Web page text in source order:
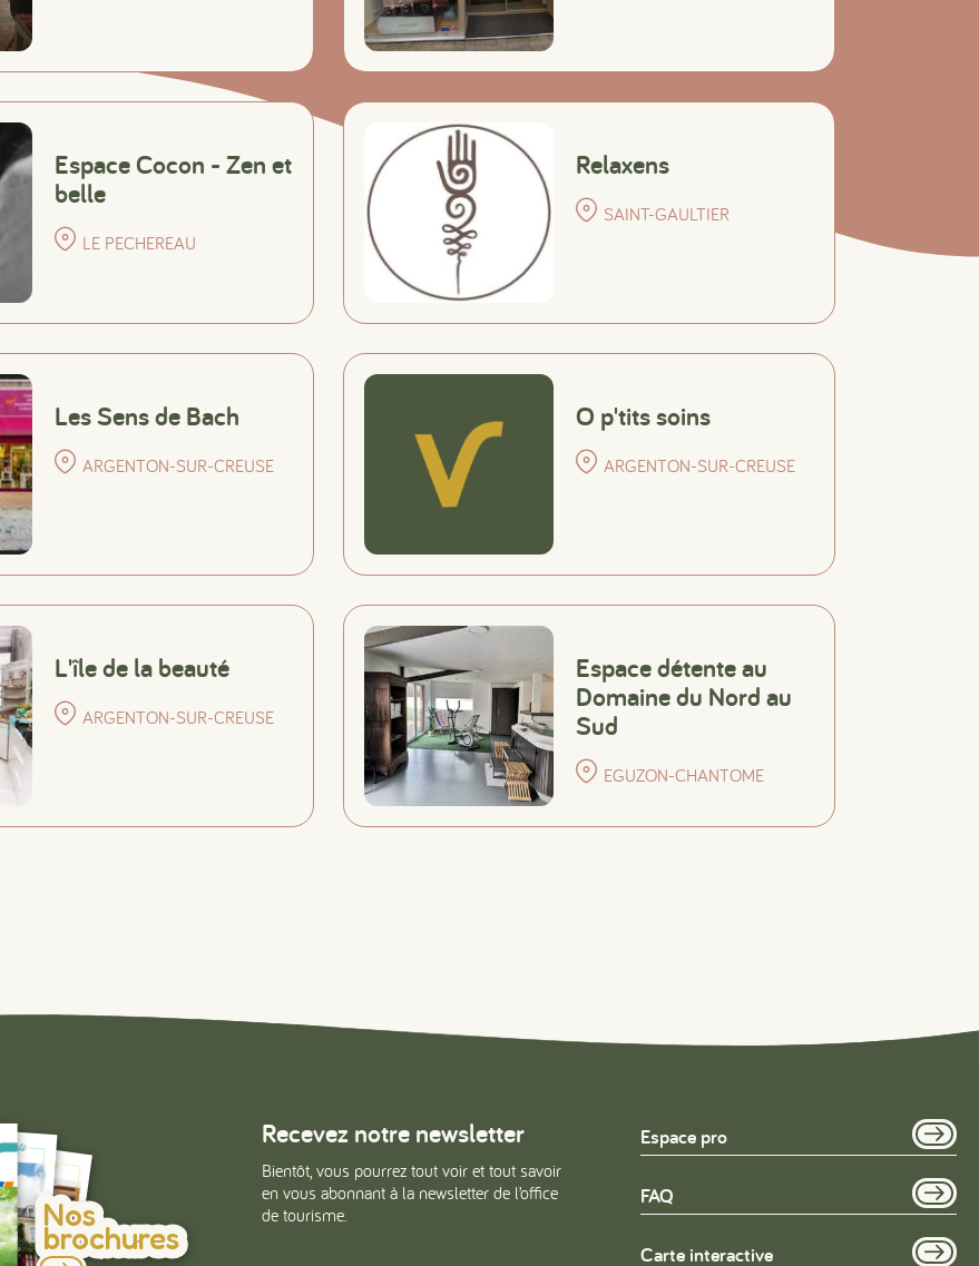
Espace Cocon - Zen et
belle
LE PECHEREAU
Relaxens
SAINT-GAULTIER
Les Sens de Bach
ARGENTON-SUR-CREUSE
O p'tits soins
ARGENTON-SUR-CREUSE
L'île de la beauté
ARGENTON-SUR-CREUSE
Espace détente au
Domaine du Nord au
Sud
EGUZON-CHANTOME
Nos
brochures
Recevez notre newsletter
Bientôt, vous pourrez tout voir et tout savoir
en vous abonnant à la newsletter de l’office
de tourisme.
Espace pro
FAQ
Carte interactive